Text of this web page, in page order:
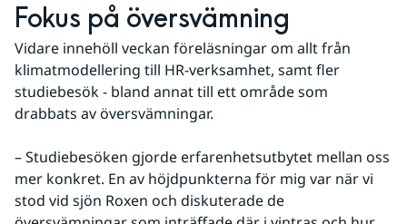
Fokus på översvämning
Vidare innehöll veckan föreläsningar om allt från
klimatmodellering till HR-verksamhet, samt fler
studiebesök - bland annat till ett område som
drabbats av översvämningar.
– Studiebesöken gjorde erfarenhetsutbytet mellan oss
mer konkret. En av höjdpunkterna för mig var när vi
stod vid sjön Roxen och diskuterade de